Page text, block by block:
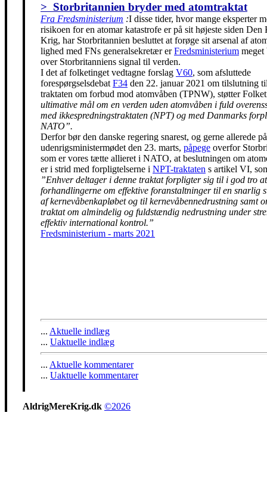
> Storbritannien bryder med atomtraktat
Fra Fredsministerium :I disse tider, hvor mange eksperter
risikoen for en atomar katastrofe er på sit højeste siden Den
Krig, har Storbritannien besluttet at forøge sit arsenal af
lighed med FNs generalsekretær erFredsministerium meget
over Storbritanniens signal til verden.
I det af folketinget vedtagne forslag V60, som afsluttede
forespørgselsdebat F34 den 22. januar 2021 om tilslutning
traktaten om forbud mod atomvåben (TPNW), støtter
ultimative mål om en verden uden atomvåben i fuld
med ikkespredningstraktaten (NPT) og med Danmarks
NATO”.
Derfor bør den danske regering snarest, og gerne allerede på
udenrigsministermødet den 23. marts, påpege overfor
som er vores tætte allieret i NATO, at beslutningen om
er i strid med forpligtelserne i NPT-traktaten s artikel VI,
”Enhver deltager i denne traktat forpligter sig til i god tro
forhandlingerne om effektive foranstaltninger til en snarlig
af kernevåbenkapløbet og til kernevåbennedrustning samt
traktat om almindelig og fuldstændig nedrustning under
effektiv international kontrol.”
Fredsministerium - marts 2021
... Aktuelle indlæg
... Uaktuelle indlæg
... Aktuelle kommentarer
... Uaktuelle kommentarer
AldrigMereKrig.dk ©2026